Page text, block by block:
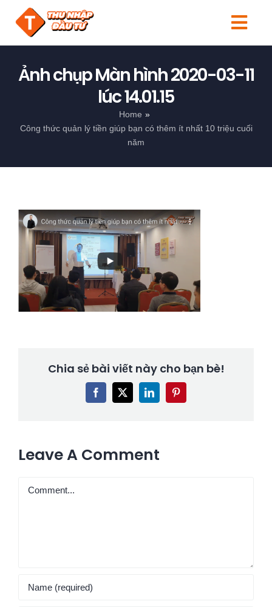
content
Người mới
Search
for:
Ảnh chụp Màn hình 2020-03-11
lúc 14.01.15
Home
Công thức quản lý tiền giúp bạn có thêm ít nhất 10 triệu cuối
năm
Chia sẻ bài viết này cho bạn bè!
Facebook
X LinkedInPinterest
Leave A Comment
Comment